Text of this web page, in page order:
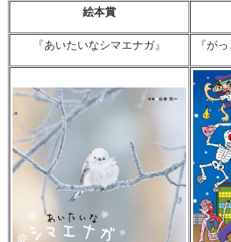
絵本賞
『あいたいなシマエナガ』 『が